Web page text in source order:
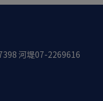
河堤07-2269616